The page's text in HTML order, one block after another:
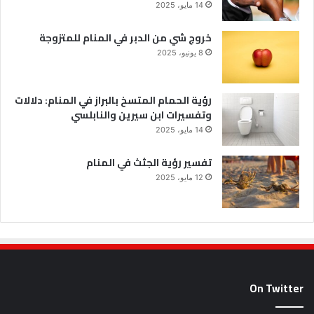
14 مايو، 2025
خروج شي من الدبر في المنام للمتزوجة
8 يونيو، 2025
رؤية الحمام المتسخ بالبراز في المنام: دلالات
وتفسيرات ابن سيرين والنابلسي
14 مايو، 2025
تفسير رؤية الجثث في المنام
12 مايو، 2025
On Twitter